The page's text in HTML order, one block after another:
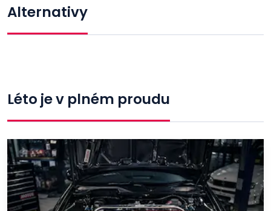
Alternativy
Léto je v plném proudu